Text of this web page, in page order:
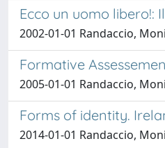
Ecco un uomo libero!:
2002-01-01 Randaccio,
Formative
2005-01-01 Randaccio,
Forms of identity.
2014-01-01 Randaccio,